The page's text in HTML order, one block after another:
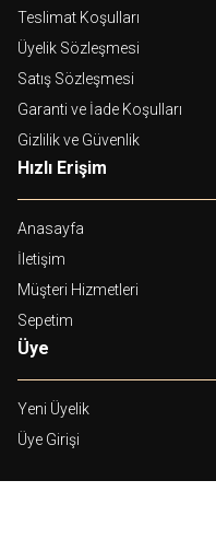
Teslimat Koşulları
Üyelik Sözleşmesi
Satış Sözleşmesi
Garanti ve İade Koşulları
Gizlilik ve Güvenlik
Hızlı Erişim
Anasayfa
İletişim
Müşteri Hizmetleri
Sepetim
Üye
Yeni Üyelik
Üye Girişi